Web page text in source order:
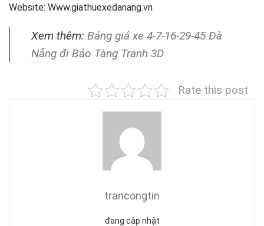
Website: Www.giathuexedanang.vn
Xem thêm: Bảng giá xe 4-7-16-29-45 Đà
Nẵng đi Bảo Tàng Tranh 3D
Rate this post
trancongtin
đang cập nhật